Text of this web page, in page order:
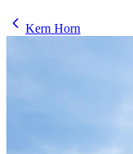
Kern Horn